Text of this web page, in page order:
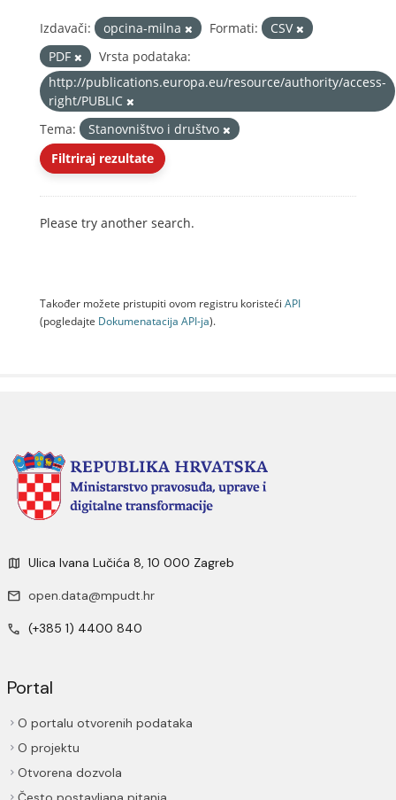
Izdavači: opcina-milna Formati:
CSV
PDF
Vrsta podataka:
http://publications.europa.eu/resource/authority/access-
right/PUBLIC
Tema:
Stanovništvo i društvo
Filtriraj rezultate
Please try another search.
Također možete pristupiti ovom registru koristeći API
(pogledajte Dokumenаtаcijа API-jа).